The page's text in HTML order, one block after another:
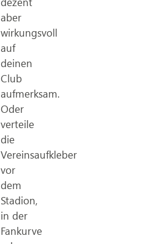
aber
wirkungsvoll
auf
deinen
Club
aufmerksam.
Oder
verteile
die
Vereinsaufkleber
vor
dem
Stadion,
in der
Fankurve